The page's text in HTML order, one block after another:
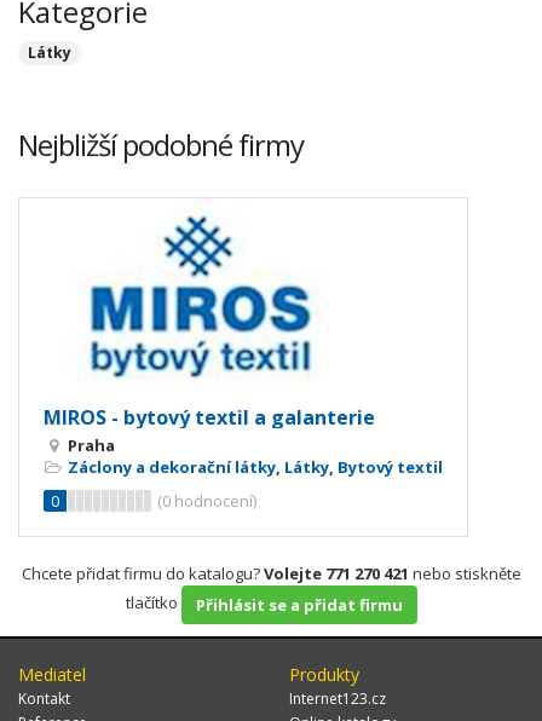
Kategorie
Látky
Nejbližší podobné firmy
MIROS - bytový textil a galanterie
Praha
Záclony a dekorační látky, Látky, Bytový textil
0
(0 hodnocení)
Chcete přidat firmu do katalogu?Volejte 771 270 421 nebo stiskněte
tlačítko
Přihlásit se a přidat firmu
Mediatel
Kontakt
Produkty
Internet123.cz